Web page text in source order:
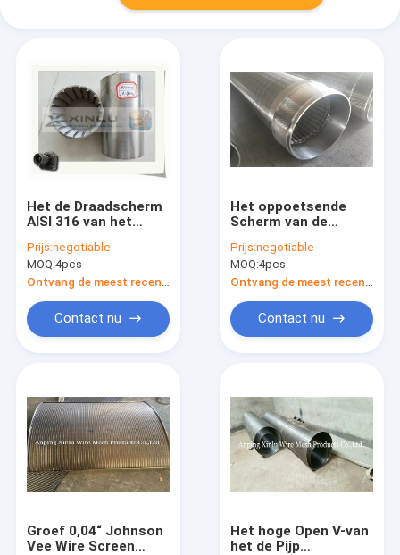
Het de Draadscherm
AISI 316 van het
Hoek het Geen
Bramendraad
Verpakt Scherm
Prijs:negotiable
MOQ:4pcs
Contact nu
Het oppoetsende
Scherm van de
2,8 - 6mm de Zeef
van de Wigdraad in
Prijs:negotiable
MOQ:4pcs
Contact nu
Groef 0,04“ Johnson
Vee Wire Screen
Het hoge Open V-van
het de Pijp